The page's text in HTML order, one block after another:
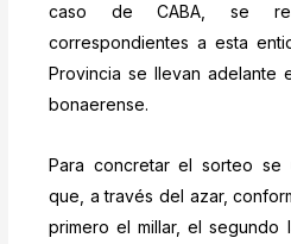
caso de CABA, se
correspondientes a esta
Provincia se llevan adelante
bonaerense.
Para concretar el sorteo se
que, a través del azar,
primero el millar, el segundo